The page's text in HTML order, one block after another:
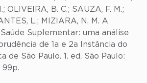
OLIVEIRA, B. C.; SAUZA, F. M.;
L.; MIZIARA, N. M. A
Suplementar: uma análise
de 1a e 2a Instância do
de São Paulo. 1. ed. São Paulo:
99p.